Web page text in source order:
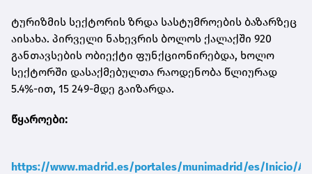
ტურიზმის სექტორის ზრდა სასტუმროების ბაზარზეც
აისახა. პირველი ნახევრის ბოლოს ქალაქში 920
განთავსების ობიექტი ფუნქციონირებდა, ხოლო
სექტორში დასაქმებულთა რაოდენობა წლიურად
5.4%-ით, 15 249-მდე გაიზარდა.
წყაროები:
https://www.madrid.es/portales/munimadrid/es/Inicio/